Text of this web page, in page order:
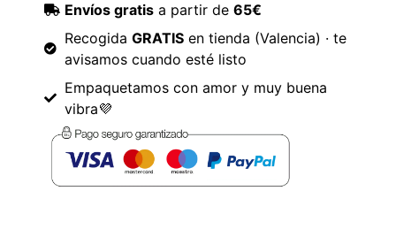
Envíos gratisa partir de 65€
Recogida GRATISen tienda (Valencia) · te
avisamos cuando esté listo
Empaquetamos con amor y muy buena
vibra💜